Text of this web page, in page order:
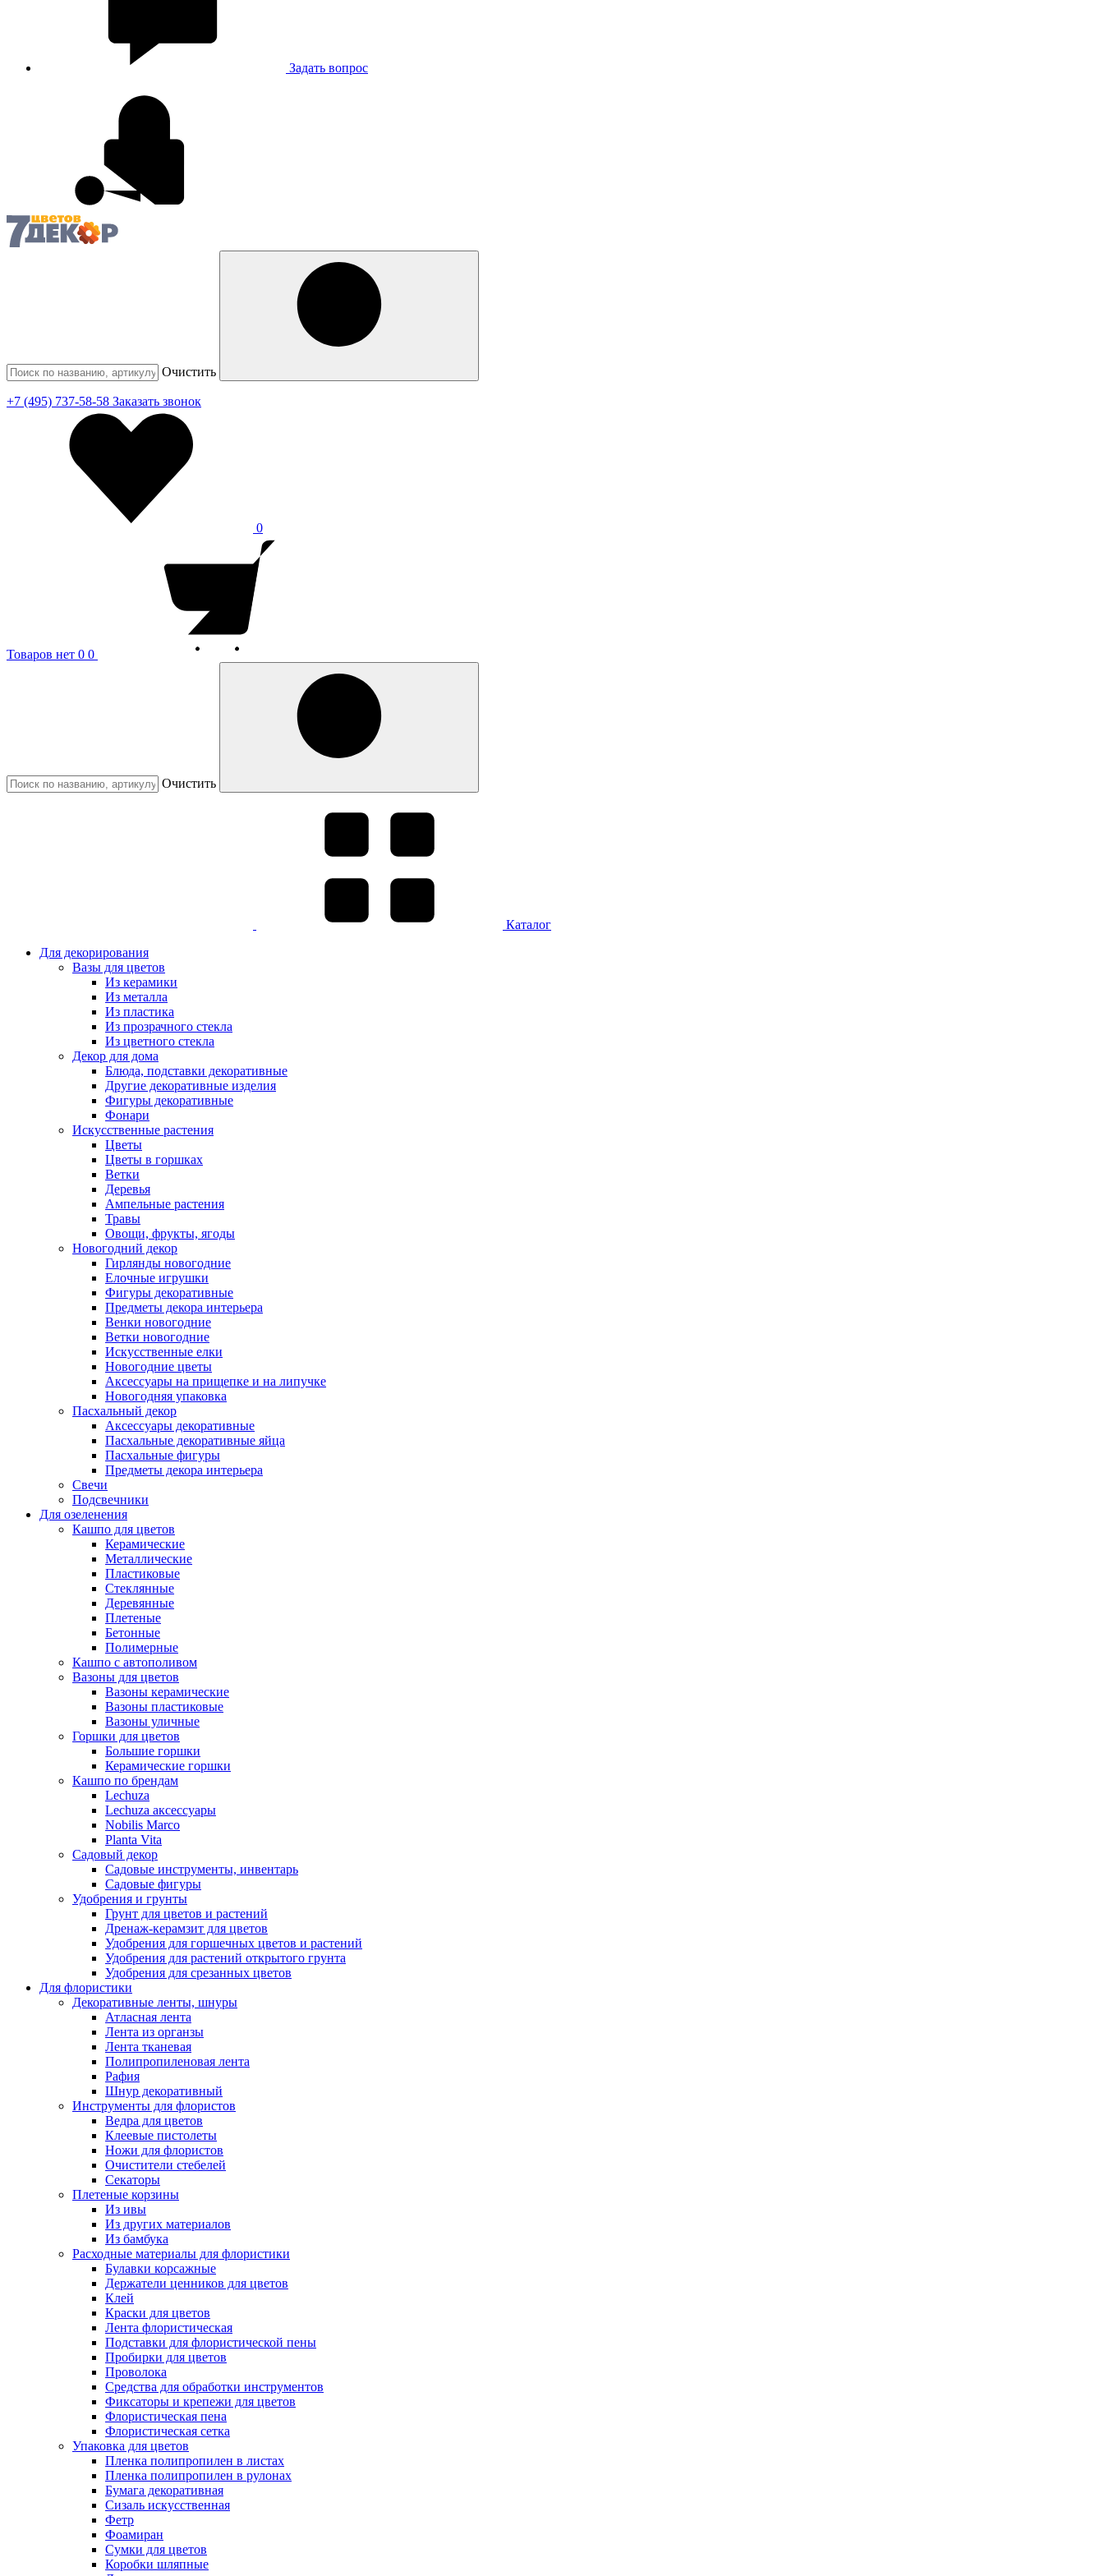
Задать вопрос
Очистить
+7 (495) 737-58-58 Заказать звонок
0
Товаров нет 0 0
Очистить
Каталог
Для декорирования
Вазы для цветов
Из керамики
Из металла
Из пластика
Из прозрачного стекла
Из цветного стекла
Декор для дома
Блюда, подставки декоративные
Другие декоративные изделия
Фигуры декоративные
Фонари
Искусственные растения
Цветы
Цветы в горшках
Ветки
Деревья
Ампельные растения
Травы
Овощи, фрукты, ягоды
Новогодний декор
Гирлянды новогодние
Елочные игрушки
Фигуры декоративные
Предметы декора интерьера
Венки новогодние
Ветки новогодние
Искусственные елки
Новогодние цветы
Аксессуары на прищепке и на липучке
Новогодняя упаковка
Пасхальный декор
Аксессуары декоративные
Пасхальные декоративные яйца
Пасхальные фигуры
Предметы декора интерьера
Свечи
Подсвечники
Для озеленения
Кашпо для цветов
Керамические
Металлические
Пластиковые
Стеклянные
Деревянные
Плетеные
Бетонные
Полимерные
Кашпо с автополивом
Вазоны для цветов
Вазоны керамические
Вазоны пластиковые
Вазоны уличные
Горшки для цветов
Большие горшки
Керамические горшки
Кашпо по брендам
Lechuza
Lechuza аксессуары
Nobilis Marco
Planta Vita
Садовый декор
Садовые инструменты, инвентарь
Садовые фигуры
Удобрения и грунты
Грунт для цветов и растений
Дренаж-керамзит для цветов
Удобрения для горшечных цветов и растений
Удобрения для растений открытого грунта
Удобрения для срезанных цветов
Для флористики
Декоративные ленты, шнуры
Атласная лента
Лента из органзы
Лента тканевая
Полипропиленовая лента
Рафия
Шнур декоративный
Инструменты для флористов
Ведра для цветов
Клеевые пистолеты
Ножи для флористов
Очистители стебелей
Секаторы
Плетеные корзины
Из ивы
Из других материалов
Из бамбука
Расходные материалы для флористики
Булавки корсажные
Держатели ценников для цветов
Клей
Краски для цветов
Лента флористическая
Подставки для флористической пены
Пробирки для цветов
Проволока
Средства для обработки инструментов
Фиксаторы и крепежи для цветов
Флористическая пена
Флористическая сетка
Упаковка для цветов
Пленка полипропилен в листах
Пленка полипропилен в рулонах
Бумага декоративная
Сизаль искусственная
Фетр
Фоамиран
Сумки для цветов
Коробки шляпные